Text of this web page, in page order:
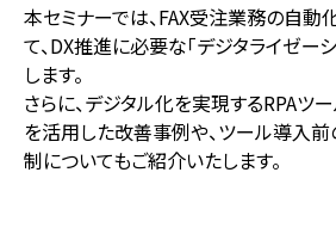
本セミナーでは、FAX受注業務の自動
て、DX推進に必要な「デジタライゼー
します。
さらに、デジタル化を実現するRPAツ
を活用した改善事例や、ツール導入
制についてもご紹介いたします。